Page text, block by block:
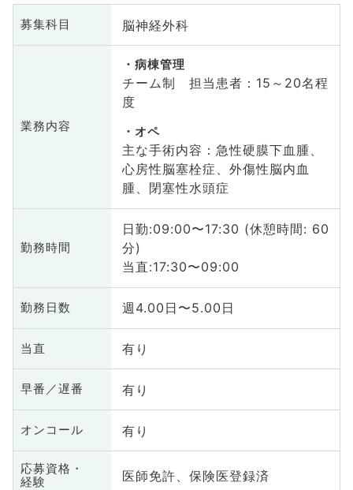
募集科目 脳神経外科
業務内容
病棟管理
チーム制 担当患者：15～20名程
度
オペ
主な手術内容：急性硬膜下血腫、
心房性脳塞栓症、外傷性脳内血
腫、閉塞性水頭症
勤務時間
日勤:09:00〜17:30 (休憩時間: 60
分)
当直:17:30〜09:00
勤務日数 週4.00日〜5.00日
当直 有り
早番／遅番 有り
オンコール 有り
応募資格・
経験
医師免許、保険医登録済